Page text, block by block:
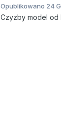
Opublikowano 24
Czyzby model od